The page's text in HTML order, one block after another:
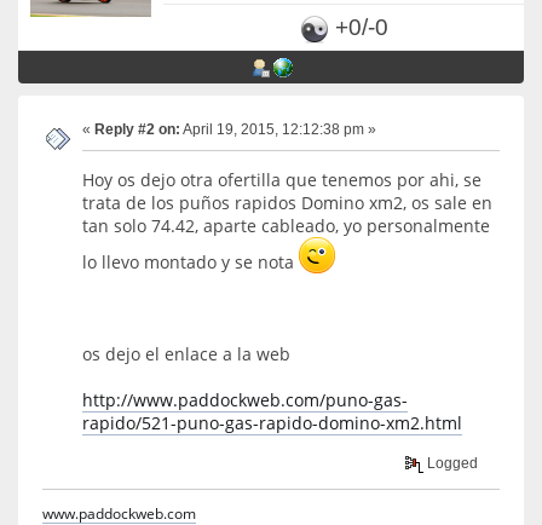
+0/-0
« Reply #2 on: April 19, 2015, 12:12:38 pm »
Hoy os dejo otra ofertilla que tenemos por ahi, se
trata de los puños rapidos Domino xm2, os sale en
tan solo 74.42, aparte cableado, yo personalmente
lo llevo montado y se nota
os dejo el enlace a la web
http://www.paddockweb.com/puno-gas-
rapido/521-puno-gas-rapido-domino-xm2.html
Logged
www.paddockweb.com